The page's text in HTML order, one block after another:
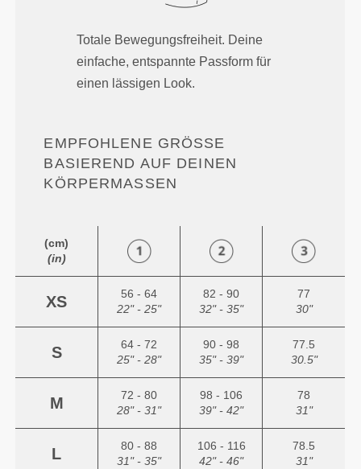
Totale Bewegungsfreiheit. Deine
einfache, entspannte Passform für
einen lässigen Look.
EMPFOHLENE GRÖSSE B
ASIEREND AUF DEINEN K
ÖRPERMASSEN
(cm)
(in)
XS
56 - 64
22" - 25"
82 - 90
32" - 35"
77
30"
S
64 - 72
25" - 28"
90 - 98
35" - 39"
77.5
30.5"
M
72 - 80
28" - 31"
98 - 106
39" - 42"
78
31"
L
80 - 88
31" - 35"
106 - 116
42" - 46"
78.5
31"